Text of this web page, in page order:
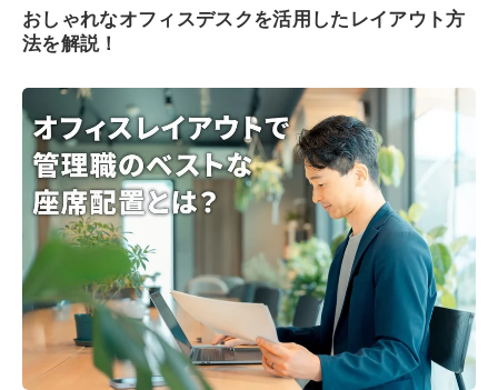
おしゃれなオフィスデスクを活用したレイアウト方
法を解説！